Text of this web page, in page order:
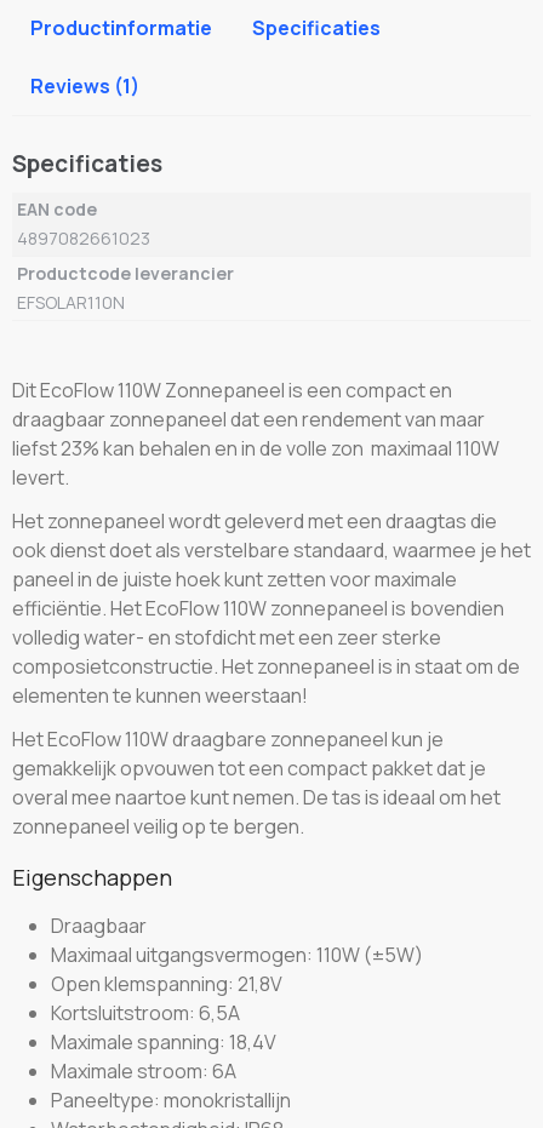
Productinformatie Specificaties
Reviews (1)
Specificaties
EAN code
4897082661023
Productcode leverancier
EFSOLAR110N
Dit EcoFlow 110W Zonnepaneel is een compact en
draagbaar zonnepaneel dat een rendement van maar
liefst 23% kan behalen en in de volle zon maximaal 110W
levert.
Het zonnepaneel wordt geleverd met een draagtas die
ook dienst doet als verstelbare standaard, waarmee je het
paneel in de juiste hoek kunt zetten voor maximale
efficiëntie. Het EcoFlow 110W zonnepaneel is bovendien
volledig water- en stofdicht met een zeer sterke
composietconstructie. Het zonnepaneel is in staat om de
elementen te kunnen weerstaan!
Het EcoFlow 110W draagbare zonnepaneel kun je
gemakkelijk opvouwen tot een compact pakket dat je
overal mee naartoe kunt nemen. De tas is ideaal om het
zonnepaneel veilig op te bergen.
Eigenschappen
Draagbaar
Maximaal uitgangsvermogen: 110W (±5W)
Open klemspanning: 21,8V
Kortsluitstroom: 6,5A
Maximale spanning: 18,4V
Maximale stroom: 6A
Paneeltype: monokristallijn